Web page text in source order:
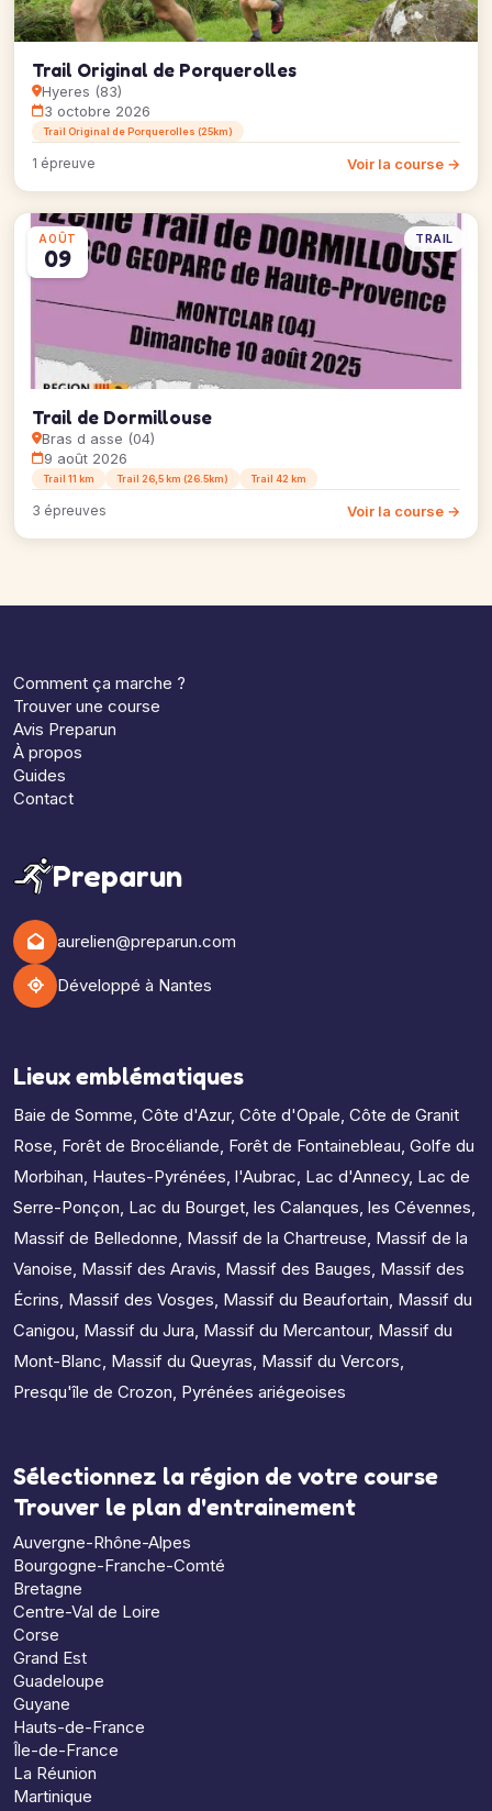
Trail Original de Porquerolles
Hyeres (83)
3 octobre 2026
Trail Original de Porquerolles (25km)
1 épreuve Voir la course →
AOÛT
09
TRAIL
Trail de Dormillouse
Bras d asse (04)
9 août 2026
Trail 11 km Trail 26,5 km (26.5km) Trail 42 km
3 épreuves Voir la course →
Comment ça marche ?
Trouver une course
Avis Preparun
À propos
Guides
Contact
Preparun
aurelien@preparun.com
Développé à Nantes
Lieux emblématiques
Baie de Somme, Côte d'Azur, Côte d'Opale, Côte de Granit
Rose, Forêt de Brocéliande, Forêt de Fontainebleau, Golfe du
Morbihan, Hautes-Pyrénées, l'Aubrac, Lac d'Annecy, Lac de
Serre-Ponçon, Lac du Bourget, les Calanques, les Cévennes,
Massif de Belledonne, Massif de la Chartreuse, Massif de la
Vanoise, Massif des Aravis, Massif des Bauges, Massif des
Écrins, Massif des Vosges, Massif du Beaufortain, Massif du
Canigou, Massif du Jura, Massif du Mercantour, Massif du
Mont-Blanc, Massif du Queyras, Massif du Vercors,
Presqu'île de Crozon, Pyrénées ariégeoises
Sélectionnez la région de votre course
Trouver le plan d'entrainement
Auvergne-Rhône-Alpes
Bourgogne-Franche-Comté
Bretagne
Centre-Val de Loire
Corse
Grand Est
Guadeloupe
Guyane
Hauts-de-France
Île-de-France
La Réunion
Martinique